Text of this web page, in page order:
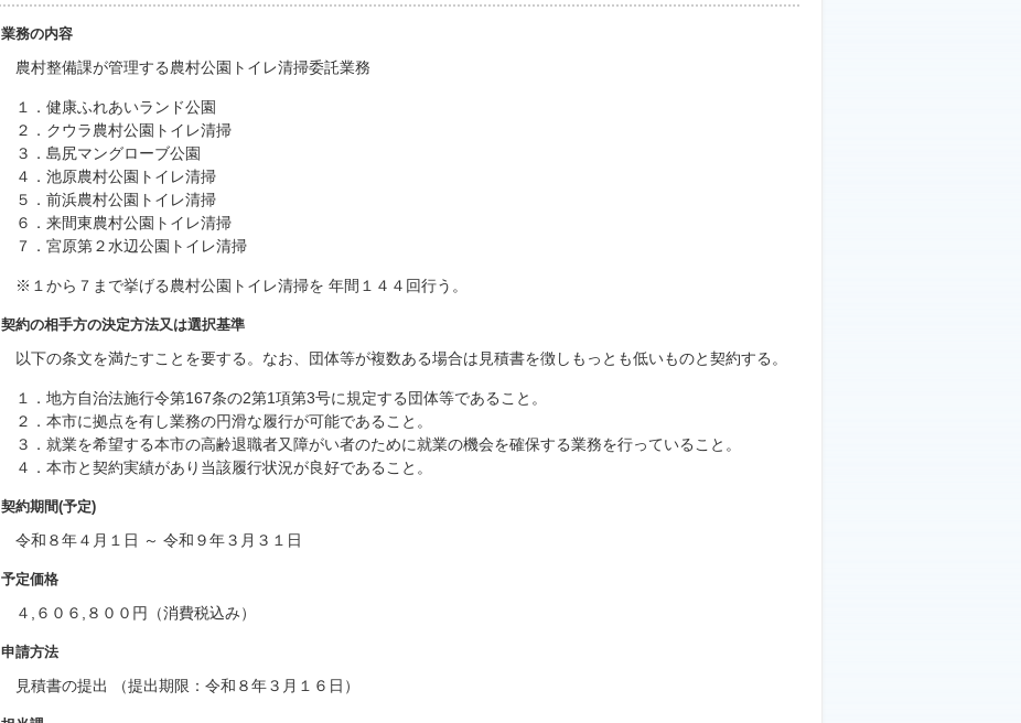
業務の内容
農村整備課が管理する農村公園トイレ清掃委託業務
１．健康ふれあいランド公園
２．クウラ農村公園トイレ清掃
３．島尻マングローブ公園
４．池原農村公園トイレ清掃
５．前浜農村公園トイレ清掃
６．来間東農村公園トイレ清掃
７．宮原第２水辺公園トイレ清掃
※１から７まで挙げる農村公園トイレ清掃を 年間１４４回行う。
契約の相手方の決定方法又は選択基準
以下の条文を満たすことを要する。なお、団体等が複数ある場合は見積書を徴しもっとも低いものと契約する。
１．地方自治法施行令第167条の2第1項第3号に規定する団体等であること。
２．本市に拠点を有し業務の円滑な履行が可能であること。
３．就業を希望する本市の高齢退職者又障がい者のために就業の機会を確保する業務を行っていること。
４．本市と契約実績があり当該履行状況が良好であること。
契約期間(予定)
令和８年４月１日 ～ 令和９年３月３１日
予定価格
４,６０６,８００円（消費税込み）
申請方法
見積書の提出 （提出期限：令和８年３月１６日）